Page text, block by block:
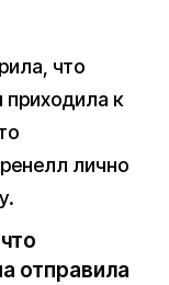
что
приходила к
лично
отправила